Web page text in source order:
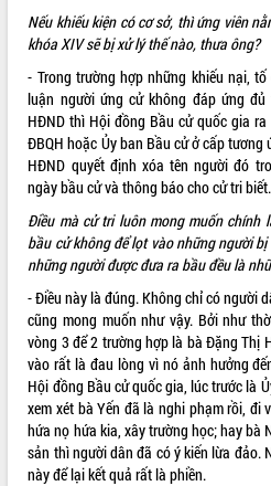
Nếu khiếu kiện có cơ sở, thì ứng viên
khóa XIV sẽ bị xử lý thế nào, thưa ông?
- Trong trường hợp những khiếu nại,
luận người ứng cử không đáp ứng
HĐND thì Hội đồng Bầu cử quốc gia
ĐBQH hoặc Ủy ban Bầu cử ở cấp
HĐND quyết định xóa tên người đó
ngày bầu cử và thông báo cho cử tri biết.
Điều mà cử tri luôn mong muốn chính
bầu cử không để lọt vào những người
những người được đưa ra bầu đều là
- Điều này là đúng. Không chỉ có người
cũng mong muốn như vậy. Bởi như
vòng 3 để 2 trường hợp là bà Đặng Thị
vào rất là đau lòng vì nó ảnh hưởng
Hội đồng Bầu cử quốc gia, lúc trước là
xem xét bà Yến đã là nghi phạm rồi, đi
hứa nọ hứa kia, xây trường học; hay bà
sản thì người dân đã có ý kiến lừa đảo.
này để lại kết quả rất là phiền.